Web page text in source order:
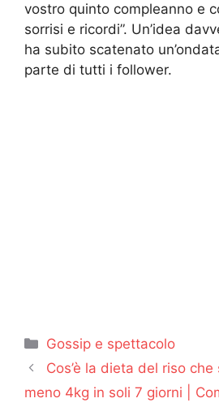
vostro quinto compleanno e
sorrisi e ricordi”. Un’idea
ha subito scatenato
parte di tutti i follower.
Categorie
Gossip e spettacolo
Cos’è la dieta del riso
meno 4kg in soli 7 giorni |